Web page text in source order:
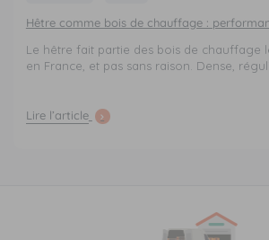
Hêtre comme bois de chauffage :
Le hêtre fait partie des bois de chauffage
en France, et pas sans raison. Dense,
Lire l’article